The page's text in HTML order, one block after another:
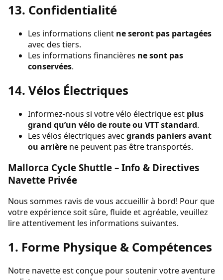
13. Confidentialité
Les informations client ne seront pas partagées
avec des tiers.
Les informations financières ne sont pas
conservées.
14. Vélos Électriques
Informez-nous si votre vélo électrique est plus
grand qu’un vélo de route ou VTT standard.
Les vélos électriques avec grands paniers avant
ou arrière ne peuvent pas être transportés.
Mallorca Cycle Shuttle – Info & Directives
Navette Privée
Nous sommes ravis de vous accueillir à bord! Pour que
votre expérience soit sûre, fluide et agréable, veuillez
lire attentivement les informations suivantes.
1. Forme Physique & Compétences
Notre navette est conçue pour soutenir votre aventure